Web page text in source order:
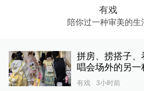
有戏
陪你过一种审美的生
拼房、捞搭子
唱会场外的另一
有戏 3小时前